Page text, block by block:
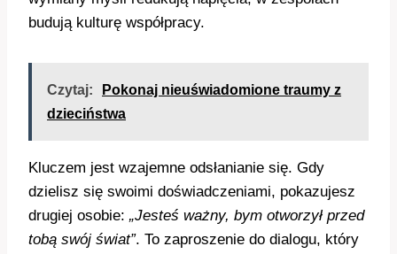
budują kulturę współpracy.
Czytaj:
Pokonaj nieuświadomione traumy z
dzieciństwa
Kluczem jest wzajemne odsłanianie się. Gdy
dzielisz się swoimi doświadczeniami, pokazujesz
drugiej osobie: „Jesteś ważny, bym otworzył przed
tobą swój świat”. To zaproszenie do dialogu, który